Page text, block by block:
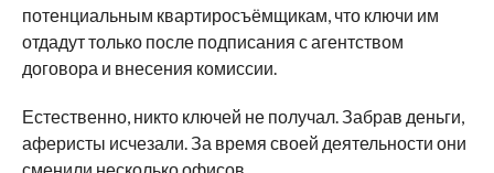
потенциальным квартиросъёмщикам, что ключи им
отдадут только после подписания с агентством
договора и внесения комиссии.
Естественно, никто ключей не получал. Забрав деньги,
аферисты исчезали. За время своей деятельности они